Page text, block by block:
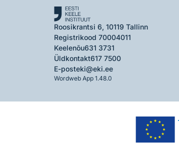
Roosikrantsi 6, 10119 Tallinn
Registrikood 70004011
Keelenõu631 3731
Üldkontakt617 7500
E-posteki@eki.ee
Wordweb App 1.48.0